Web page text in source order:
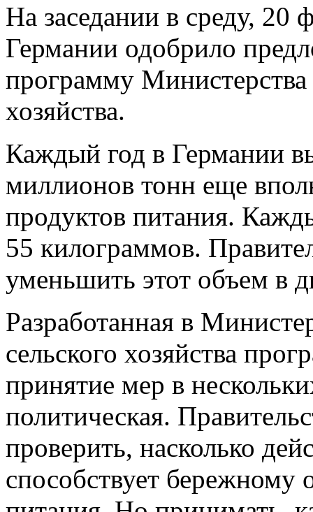
На заседании в среду, 20
Германии одобрило
программу Министерства
хозяйства.
Каждый год в Германии
миллионов тонн еще
продуктов питания.
55 килограммов.
уменьшить этот объем в
Разработанная в
сельского хозяйства
принятие мер в
политическая.
проверить, насколько
способствует